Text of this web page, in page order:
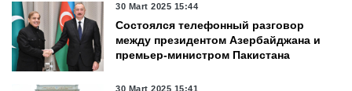
30 Mart 2025 15:44
Состоялся телефонный разговор
между президентом Азербайджана и
премьер-министром Пакистана
30 Mart 2025 15:41